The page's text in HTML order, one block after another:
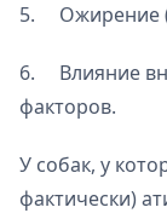
5. Ожирение
6. Влияние
факторов.
У собак, у
фактически)